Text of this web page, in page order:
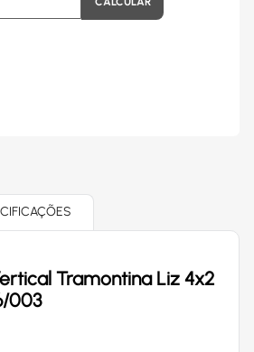
Tramontina Liz 4x2
003